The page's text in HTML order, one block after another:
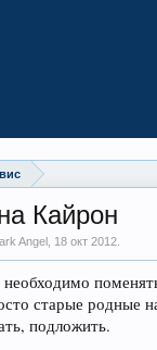
Кайрон
Angel, 18 окт 2012.
необходимо
старые родные
подложить.